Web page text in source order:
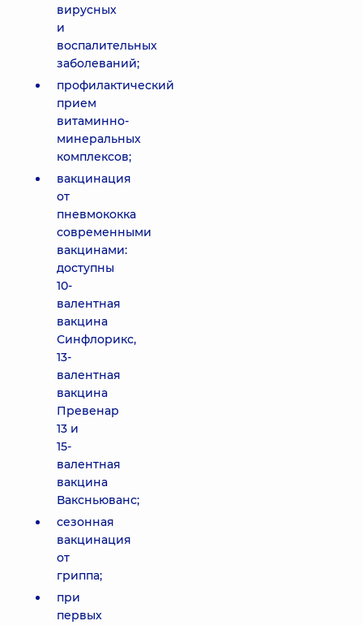
вирусных
и
воспалительных
заболеваний;
профилактический
прием
витаминно-
минеральных
комплексов;
вакцинация
от
пневмококка
современными
вакцинами:
доступны
10-
валентная
вакцина
Синфлорикс,
13-
валентная
вакцина
Превенар
13 и
15-
валентная
вакцина
Ваксньюванс;
сезонная
вакцинация
от
гриппа;
при
первых